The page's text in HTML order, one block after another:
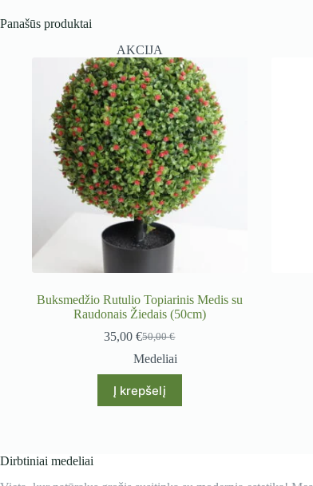
Panašūs produktai
AKCIJA
Buksmedžio Rutulio Topiarinis Medis su
Raudonais Žiedais (50cm)
50,00€
Original
price
was:
50,00 €.
35,00€Current
price
is:
35,00 €.
Medeliai
Į krepšelį
Dirbtiniai medeliai